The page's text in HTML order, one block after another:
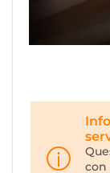
con